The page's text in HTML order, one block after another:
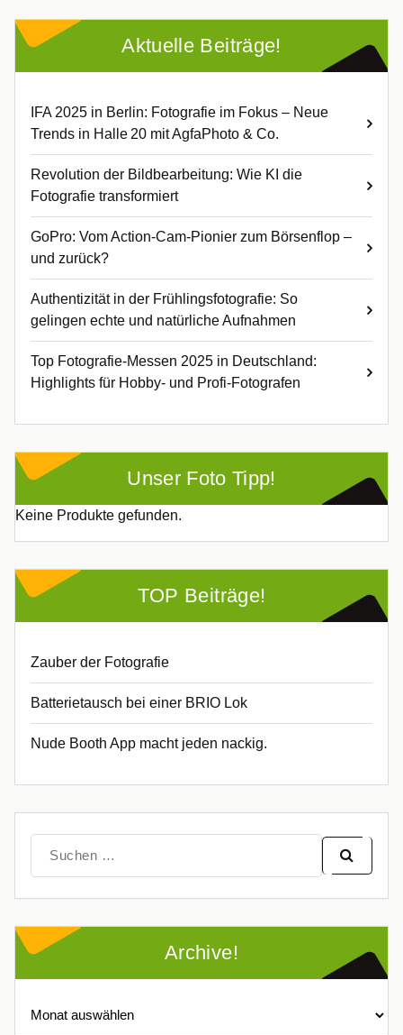
Aktuelle Beiträge!
IFA 2025 in Berlin: Fotografie im Fokus – Neue
Trends in Halle 20 mit AgfaPhoto & Co.
Revolution der Bildbearbeitung: Wie KI die
Fotografie transformiert
GoPro: Vom Action-Cam-Pionier zum Börsenflop –
und zurück?
Authentizität in der Frühlingsfotografie: So
gelingen echte und natürliche Aufnahmen
Top Fotografie-Messen 2025 in Deutschland:
Highlights für Hobby- und Profi-Fotografen
Unser Foto Tipp!
Keine Produkte gefunden.
TOP Beiträge!
Zauber der Fotografie
Batterietausch bei einer BRIO Lok
Nude Booth App macht jeden nackig.
nach:
Archive!